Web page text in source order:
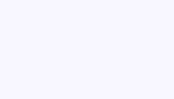
内容类型等，只要TMDB API返回的字